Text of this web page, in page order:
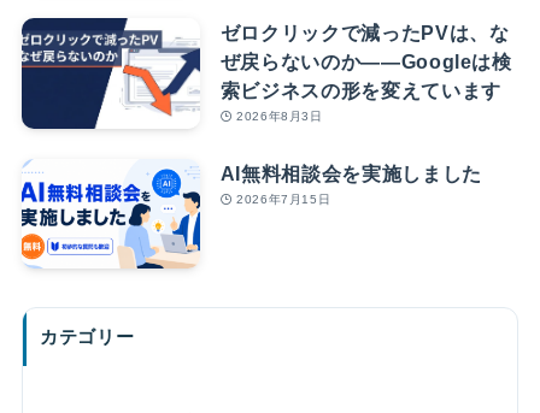
ゼロクリックで減ったPVは、な
ぜ戻らないのか――Googleは検
索ビジネスの形を変えています
2026年8月3日
AI無料相談会を実施しました
2026年7月15日
カテゴリー